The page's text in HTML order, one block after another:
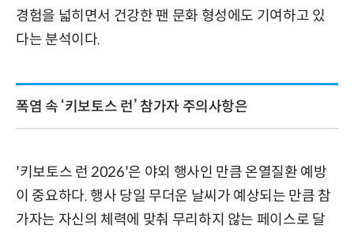
경험을 넓히면서 건강한 팬 문화 형성에도 기여하고 있
다는 분석이다.
폭염 속 ‘키보토스 런’ 참가자 주의사항은
'키보토스 런 2026'은 야외 행사인 만큼 온열질환 예방
이 중요하다. 행사 당일 무더운 날씨가 예상되는 만큼 참
가자는 자신의 체력에 맞춰 무리하지 않는 페이스로 달